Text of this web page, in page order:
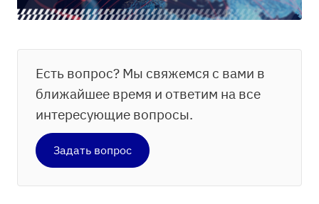
Есть вопрос? Мы свяжемся с вами в
ближайшее время и ответим на все
интересующие вопросы.
Задать вопрос